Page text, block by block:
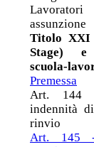
assunzione
Titolo XXI
Stage) e
scuola-
Premessa
Art. 144
indennità
rinvio
Art. 145 -